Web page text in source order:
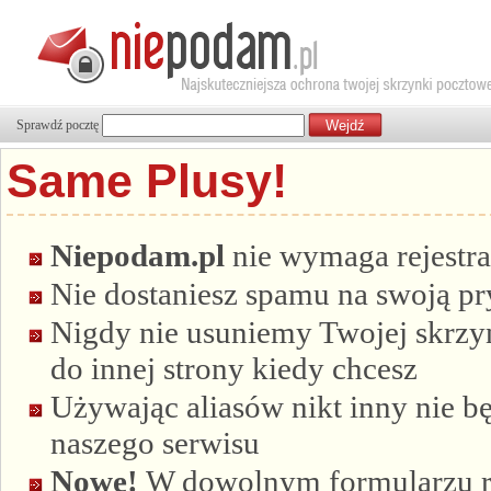
Sprawdź pocztę
Same Plusy!
Niepodam.pl nie wymaga
Nie dostaniesz spamu na swoją
Nigdy nie usuniemy Twojej
do innej strony kiedy chcesz
Używając aliasów nikt inny nie
naszego serwisu
Nowe! W dowolnym formularzu